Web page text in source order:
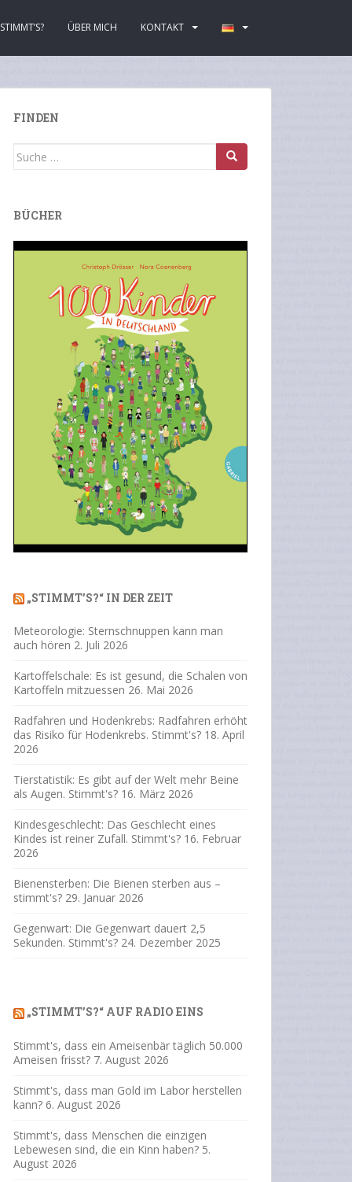
STIMMT’S? ÜBER MICH KONTAKT
FINDEN
Suche
BÜCHER
„STIMMT’S?“ IN DER ZEIT
Meteorologie: Sternschnuppen kann man
auch hören 2. Juli 2026
Kartoffelschale: Es ist gesund, die Schalen von
Kartoffeln mitzuessen 26. Mai 2026
Radfahren und Hodenkrebs: Radfahren erhöht
das Risiko für Hodenkrebs. Stimmt's? 18. April
2026
Tierstatistik: Es gibt auf der Welt mehr Beine
als Augen. Stimmt's? 16. März 2026
Kindesgeschlecht: Das Geschlecht eines
Kindes ist reiner Zufall. Stimmt's? 16. Februar
2026
Bienensterben: Die Bienen sterben aus –
stimmt's? 29. Januar 2026
Gegenwart: Die Gegenwart dauert 2,5
Sekunden. Stimmt's? 24. Dezember 2025
„STIMMT’S?“ AUF RADIO EINS
Stimmt's, dass ein Ameisenbär täglich 50.000
Ameisen frisst? 7. August 2026
Stimmt's, dass man Gold im Labor herstellen
kann? 6. August 2026
Stimmt's, dass Menschen die einzigen
Lebewesen sind, die ein Kinn haben? 5.
August 2026